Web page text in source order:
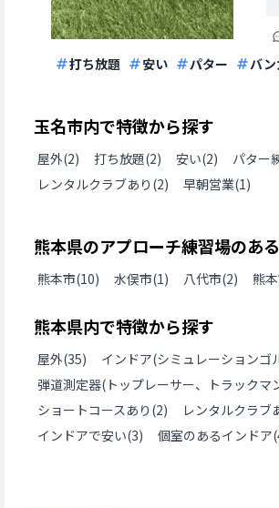
打ち放題
安い パター バン
玉名市内で特徴から探す
屋外(2) 打ち放題(2) 安い(2) パター
レンタルクラブあり (2) 早朝営業(1)
熊本県のアプローチ練習場のあ
熊本市(10) 水俣市(1) 八代市(2) 熊
熊本県内で特徴から探す
屋外(35) インドア(シミュレーションゴ
弾道測定器(トップレーサー、トラックマ
ショートコースあり (2) レンタルクラブ
インドアで安い(3) 個室のあるインドア(